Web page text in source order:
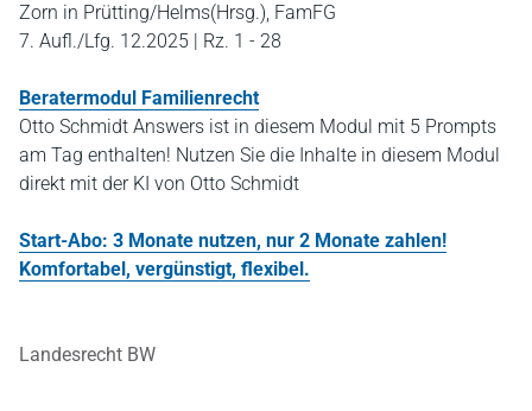
Zorn in Prütting/Helms(Hrsg.), FamFG
7. Aufl./Lfg. 12.2025 | Rz. 1 - 28
Beratermodul Familienrecht
Otto Schmidt Answers ist in diesem Modul mit 5 Prompts
am Tag enthalten! Nutzen Sie die Inhalte in diesem Modul
direkt mit der KI von Otto Schmidt
Start-Abo: 3 Monate nutzen, nur 2 Monate zahlen!
Komfortabel, vergünstigt, flexibel.
Landesrecht BW